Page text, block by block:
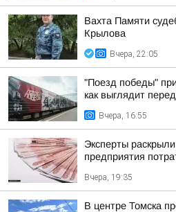
Вахта Памяти
Крылова
Вчера, 22:05
"Поезд победы"
как выглядит
Вчера, 16:55
Эксперты
предприятия
Вчера, 19:35
В центре Томска